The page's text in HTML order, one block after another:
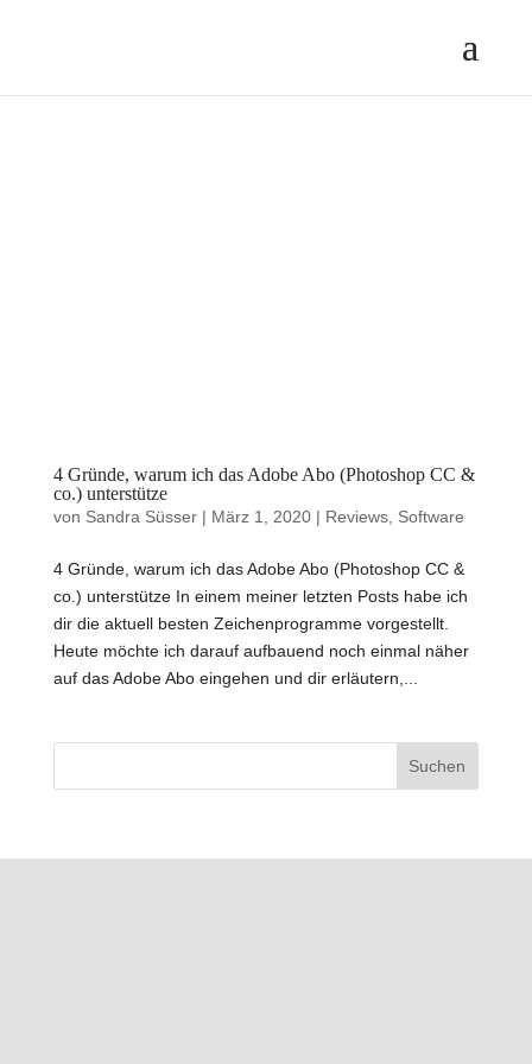
4 Gründe, warum ich das Adobe Abo (Photoshop CC &
co.) unterstütze
von Sandra Süsser| März 1, 2020| Reviews, Software
4 Gründe, warum ich das Adobe Abo (Photoshop CC &
co.) unterstütze In einem meiner letzten Posts habe ich
dir die aktuell besten Zeichenprogramme vorgestellt.
Heute möchte ich darauf aufbauend noch einmal näher
auf das Adobe Abo eingehen und dir erläutern,...